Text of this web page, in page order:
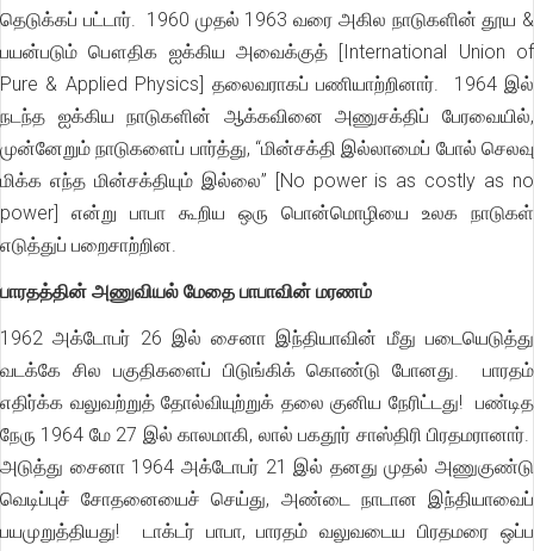
தெடுக்கப் பட்டார். 1960 முதல் 1963 வரை அகில நாடுகளின் தூய &
பயன்படும் பௌதிக ஐக்கிய அவைக்குத் [International Union of
Pure & Applied Physics] தலைவராகப் பணியாற்றினார். 1964 இல்
நடந்த ஐக்கிய நாடுகளின் ஆக்கவினை அணுசக்திப் பேரவையில்,
முன்னேறும் நாடுகளைப் பார்த்து, “மின்சக்தி இல்லாமைப் போல் செலவு
மிக்க எந்த மின்சக்தியும் இல்லை” [No power is as costly as no
power] என்று பாபா கூறிய ஒரு பொன்மொழியை உலக நாடுகள்
எடுத்துப் பறைசாற்றின.
பாரதத்தின் அணுவியல் மேதை பாபாவின் மரணம்
1962 அக்டோபர் 26 இல் சைனா இந்தியாவின் மீது படையெடுத்து
வடக்கே சில பகுதிகளைப் பிடுங்கிக் கொண்டு போனது. பாரதம்
எதிர்க்க வலுவற்றுத் தோல்வியுற்றுக் தலை குனிய நேரிட்டது! பண்டித
நேரு 1964 மே 27 இல் காலமாகி, லால் பகதூர் சாஸ்திரி பிரதமரானார்.
அடுத்து சைனா 1964 அக்டோபர் 21 இல் தனது முதல் அணுகுண்டு
வெடிப்புச் சோதனையைச் செய்து, அண்டை நாடான இந்தியாவைப்
பயமுறுத்தியது! டாக்டர் பாபா, பாரதம் வலுவடைய பிரதமரை ஒப்ப